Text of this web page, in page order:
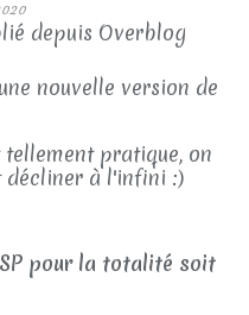
depuis Overblog
nouvelle version de
tellement pratique, on
décliner à l'infini :)
pour la totalité soit